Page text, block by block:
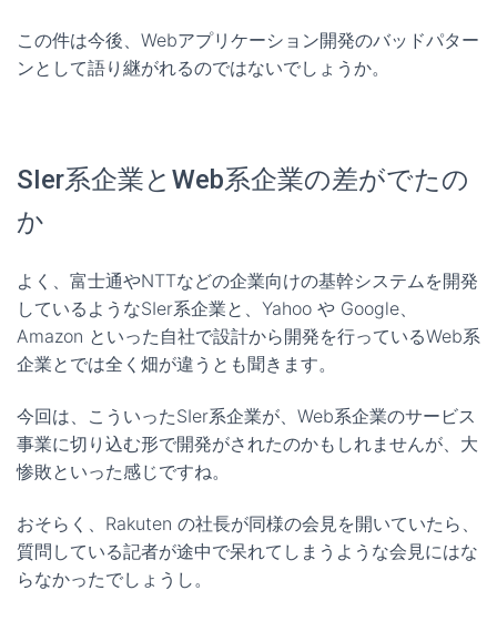
この件は今後、Webアプリケーション開発のバッドパター
ンとして語り継がれるのではないでしょうか。
SIer系企業とWeb系企業の差がでたの
か
よく、富士通やNTTなどの企業向けの基幹システムを開発
しているようなSIer系企業と、Yahoo や Google、
Amazon といった自社で設計から開発を行っているWeb系
企業とでは全く畑が違うとも聞きます。
今回は、こういったSIer系企業が、Web系企業のサービス
事業に切り込む形で開発がされたのかもしれませんが、大
惨敗といった感じですね。
おそらく、Rakuten の社長が同様の会見を開いていたら、
質問している記者が途中で呆れてしまうような会見にはな
らなかったでしょうし。